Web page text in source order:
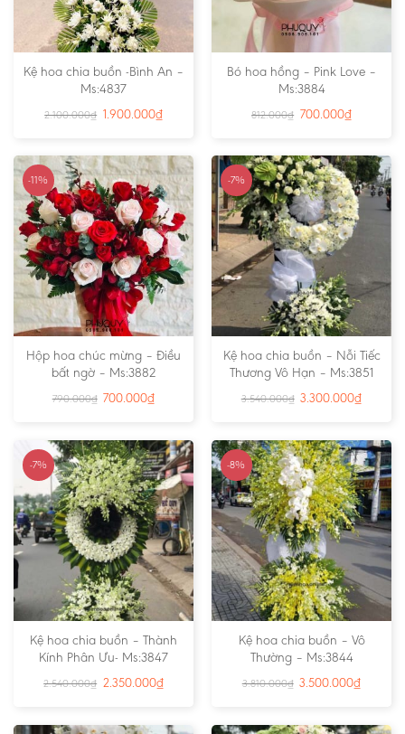
Kệ hoa chia buồn -Bình An –
Ms:4837
2.100.000₫ 1.900.000₫
Bó hoa hồng – Pink Love –
Ms:3884
812.000₫ 700.000₫
-11%
Hộp hoa chúc mừng – Điều
bất ngờ – Ms:3882
790.000₫ 700.000₫
-7%
Kệ hoa chia buồn – Nỗi Tiếc
Thương Vô Hạn – Ms:3851
3.540.000₫ 3.300.000₫
-7%
Kệ hoa chia buồn – Thành
Kính Phân Ưu- Ms:3847
2.540.000₫ 2.350.000₫
-8%
Kệ hoa chia buồn – Vô
Thường – Ms:3844
3.810.000₫ 3.500.000₫